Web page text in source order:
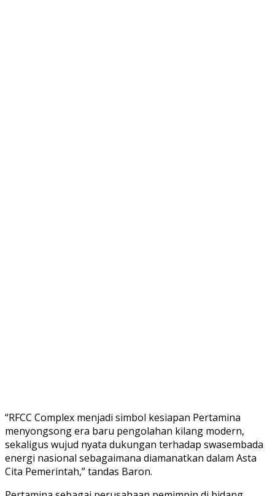
“RFCC Complex menjadi simbol kesiapan Pertamina
menyongsong era baru pengolahan kilang modern,
sekaligus wujud nyata dukungan terhadap swasembada
energi nasional sebagaimana diamanatkan dalam Asta
Cita Pemerintah,” tandas Baron.